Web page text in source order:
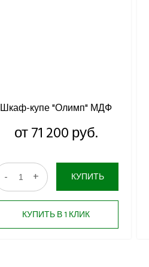
Шкаф-купе "Олимп" МДФ
от 71 200 руб.
- + КУПИТЬ
КУПИТЬ В 1 КЛИК